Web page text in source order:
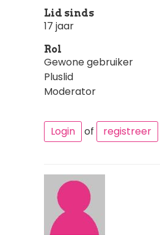
Lid sinds
17 jaar
Rol
Gewone gebruiker
Pluslid
Moderator
Login of registreer